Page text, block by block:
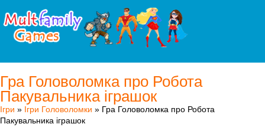
Гра Головоломка про Робота
Пакувальника іграшок
Ігри » Ігри Головоломки » Гра Головоломка про Робота
Пакувальника іграшок